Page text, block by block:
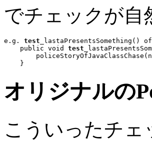
でチェックが自
e.g. test _lastaPresentsSomething()
public void
test
        policeStoryOfJavaClassChase(
オリジナルの
こういったチェ